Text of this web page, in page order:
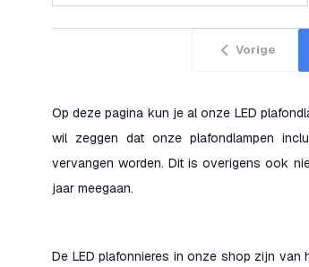
Vorige
Op deze pagina kun je al onze LED
wil zeggen dat onze plafondlampen
vervangen worden. Dit is overigens ook
jaar meegaan.
De LED plafonnieres in onze shop zijn van